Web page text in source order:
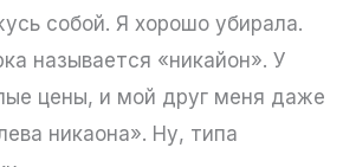
собой. Я хорошо убирала.
называется «никайон». У
цены, и мой друг меня даже
никаона». Ну, типа